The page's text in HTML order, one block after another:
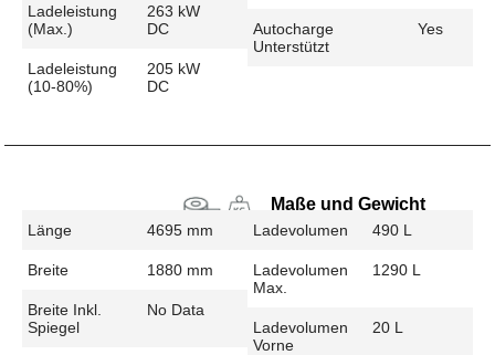
Ladeleistung
(max.)
263 kW
DC
Ladeleistung
(10-80%)
205 kW
DC
Autocharge
Unterstützt
Yes
Maße und Gewicht
Länge 4695 mm
Breite 1880 mm
Breite Inkl.
Spiegel
No Data
Ladevolumen 490 L
Ladevolumen
Max.
1290 L
Ladevolumen
Vorne
20 L